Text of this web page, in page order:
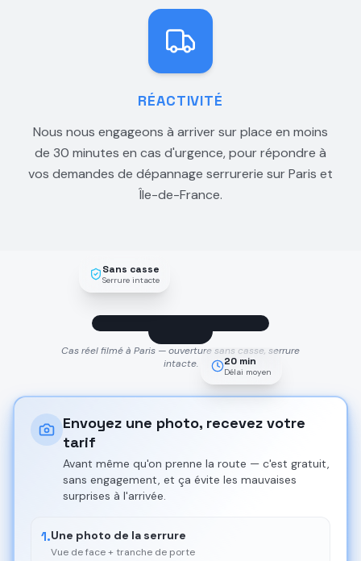
RÉACTIVITÉ
Nous nous engageons à arriver sur place en moins
de 30 minutes en cas d'urgence, pour répondre à
vos demandes de dépannage serrurerie sur Paris et
Île-de-France.
Sans casse
Serrure intacte
20 min
Délai moyen
Cas réel filmé à Paris — ouverture sans casse, serrure
intacte.
Envoyez une photo, recevez votre
tarif
Avant même qu'on prenne la route — c'est gratuit,
sans engagement, et ça évite les mauvaises
surprises à l'arrivée.
1.Une photo de la serrure
Vue de face + tranche de porte